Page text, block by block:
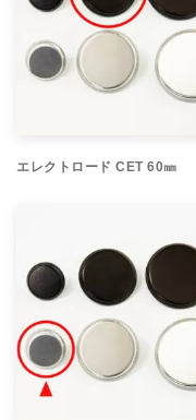
エレクトロード CET 60㎜